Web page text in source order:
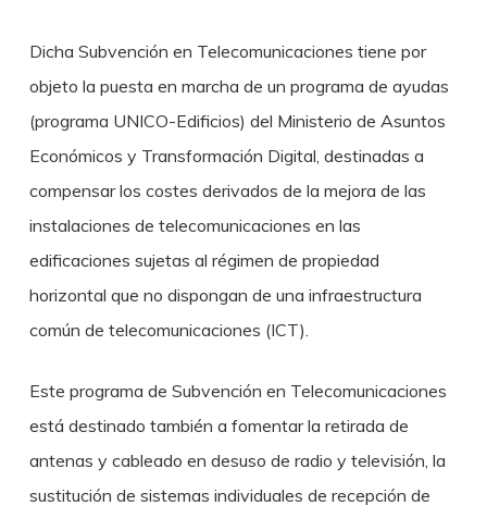
Dicha Subvención en Telecomunicaciones tiene por
objeto la puesta en marcha de un programa de ayudas
(programa UNICO-Edificios) del Ministerio de Asuntos
Económicos y Transformación Digital, destinadas a
compensar los costes derivados de la mejora de las
instalaciones de telecomunicaciones en las
edificaciones sujetas al régimen de propiedad
horizontal que no dispongan de una infraestructura
común de telecomunicaciones (ICT).
Este programa de Subvención en Telecomunicaciones
está destinado también a fomentar la retirada de
antenas y cableado en desuso de radio y televisión, la
sustitución de sistemas individuales de recepción de